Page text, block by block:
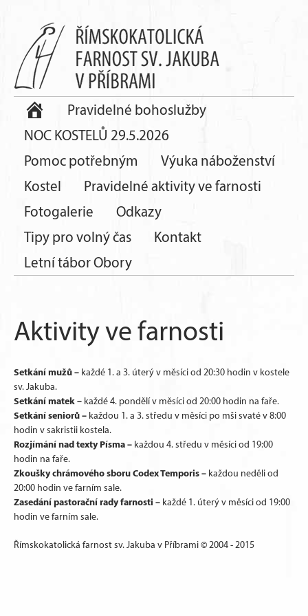
Pravidelné bohoslužby
NOC KOSTELŮ 29.5.2026
Pomoc potřebným
Výuka náboženství
Kostel
Pravidelné aktivity ve farnosti
Fotogalerie
Odkazy
Tipy pro volný čas
Kontakt
Letní tábor Obory
Aktivity ve farnosti
Setkání mužů – každé 1. a 3. úterý v měsíci od 20:30 hodin v kostele
sv. Jakuba.
Setkání matek – každé 4. pondělí v měsíci od 20:00 hodin na faře.
Setkání seniorů – každou 1. a 3. středu v měsíci po mši svaté v 8:00
hodin v sakristii kostela.
Rozjímání nad texty Písma – každou 4. středu v měsíci od 19:00
hodin na faře.
Zkoušky chrámového sboru Codex Temporis – každou neděli od
20:00 hodin ve farním sale.
Zasedání pastorační rady farnosti – každé 1. úterý v měsíci od 19:00
hodin ve farním sale.
Římskokatolická farnost sv. Jakuba v Příbrami © 2004 - 2015